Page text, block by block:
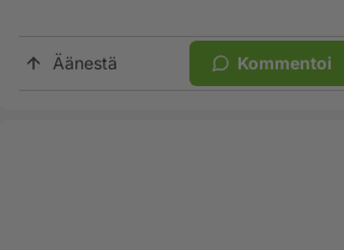
Äänestä Kommentoi